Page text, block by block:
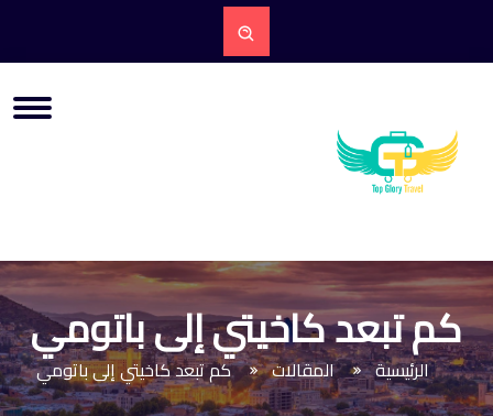
كم تبعد كاخيتي إلى باتومي
الرئيسية المقالات كم تبعد كاخيتي إلى باتومي